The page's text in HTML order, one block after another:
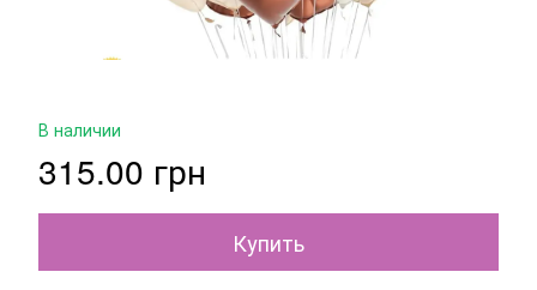
В наличии
315.00 грн
Купить